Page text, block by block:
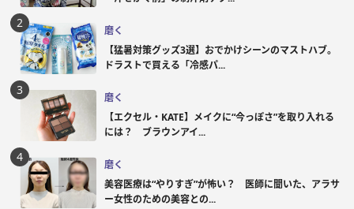
磨く
【猛暑対策グッズ3選】おでかけシーンのマストハブ。
ドラストで買える「冷感パ...
磨く
【エクセル・KATE】メイクに“今っぽさ”を取り入れる
には？ ブラウンアイ...
磨く
美容医療は“やりすぎ”が怖い？ 医師に聞いた、アラサ
ー女性のための美容との...